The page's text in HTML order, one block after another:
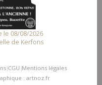
le 08/08/2026
de Kerfons
CGU Mentions légales
: artnoz.fr